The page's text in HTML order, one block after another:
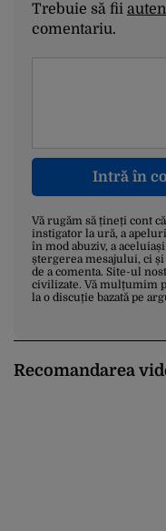
Trebuie să fii
comentariu.
Intră în
Vă rugăm să țineți cont
instigator la ură, a
în mod abuziv, a
ștergerea mesajului, ci
de a comenta. Site-ul
civilizate. Vă mulțumim
la o discuție bazată pe
Recomandarea